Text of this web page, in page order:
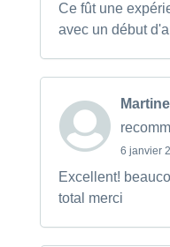
Ce fût une
avec un début
Martine
6 janvier
Excellent!
total merci